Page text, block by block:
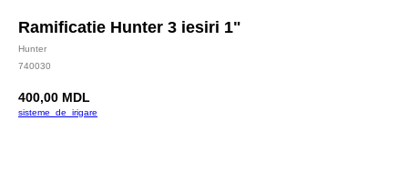
Ramificatie Hunter 3 iesiri 1"
Hunter
740030
400,00 MDL
sisteme_de_irigare